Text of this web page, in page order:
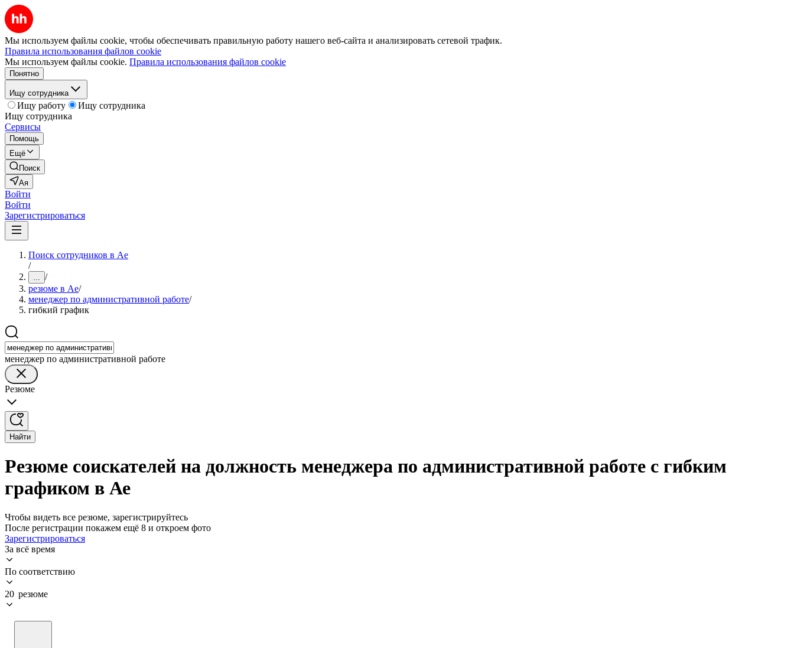
Мы используем файлы cookie, чтобы обеспечивать правильную работу нашего веб-сайта и анализировать сетевой трафик.
Правила использования файлов cookie
Мы используем файлы cookie. Правила использования файлов cookie
Понятно
Ищу сотрудника
Ищу работу
Ищу сотрудника
Ищу сотрудника
Сервисы
Помощь
Ещё
Поиск
Ая
Войти
Войти
Зарегистрироваться
Поиск сотрудников в Ае
/
... /
резюме в Ае/
менеджер по административной работе/
гибкий график
менеджер по административной работе
Резюме
Найти
Резюме соискателей на должность менеджера по административной работе с гибким
графиком в Ае
Чтобы видеть все резюме, зарегистрируйтесь
После регистрации покажем ещё 8 и откроем фото
Зарегистрироваться
За всё время
По соответствию
20 резюме